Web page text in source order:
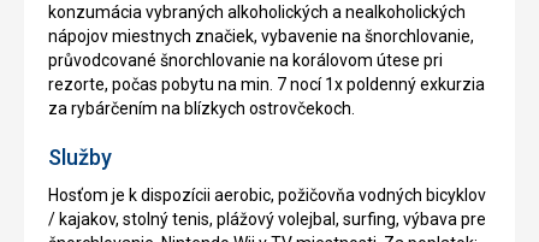
konzumácia vybraných alkoholických a nealkoholických
nápojov miestnych značiek, vybavenie na šnorchlovanie,
průvodcované šnorchlovanie na korálovom útese pri
rezorte, počas pobytu na min. 7 nocí 1x poldenný exkurzia
za rybárčením na blízkych ostrovčekoch.
Služby
Hosťom je k dispozícii aerobic, požičovňa vodných bicyklov
/ kajakov, stolný tenis, plážový volejbal, surfing, výbava pre